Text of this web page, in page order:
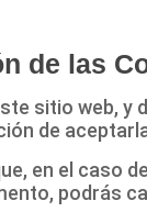
de las
sitio web, y
de
en el caso
podrás